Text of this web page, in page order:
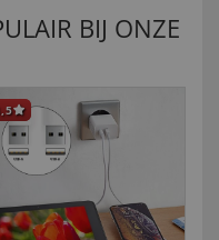
BIJ ONZE